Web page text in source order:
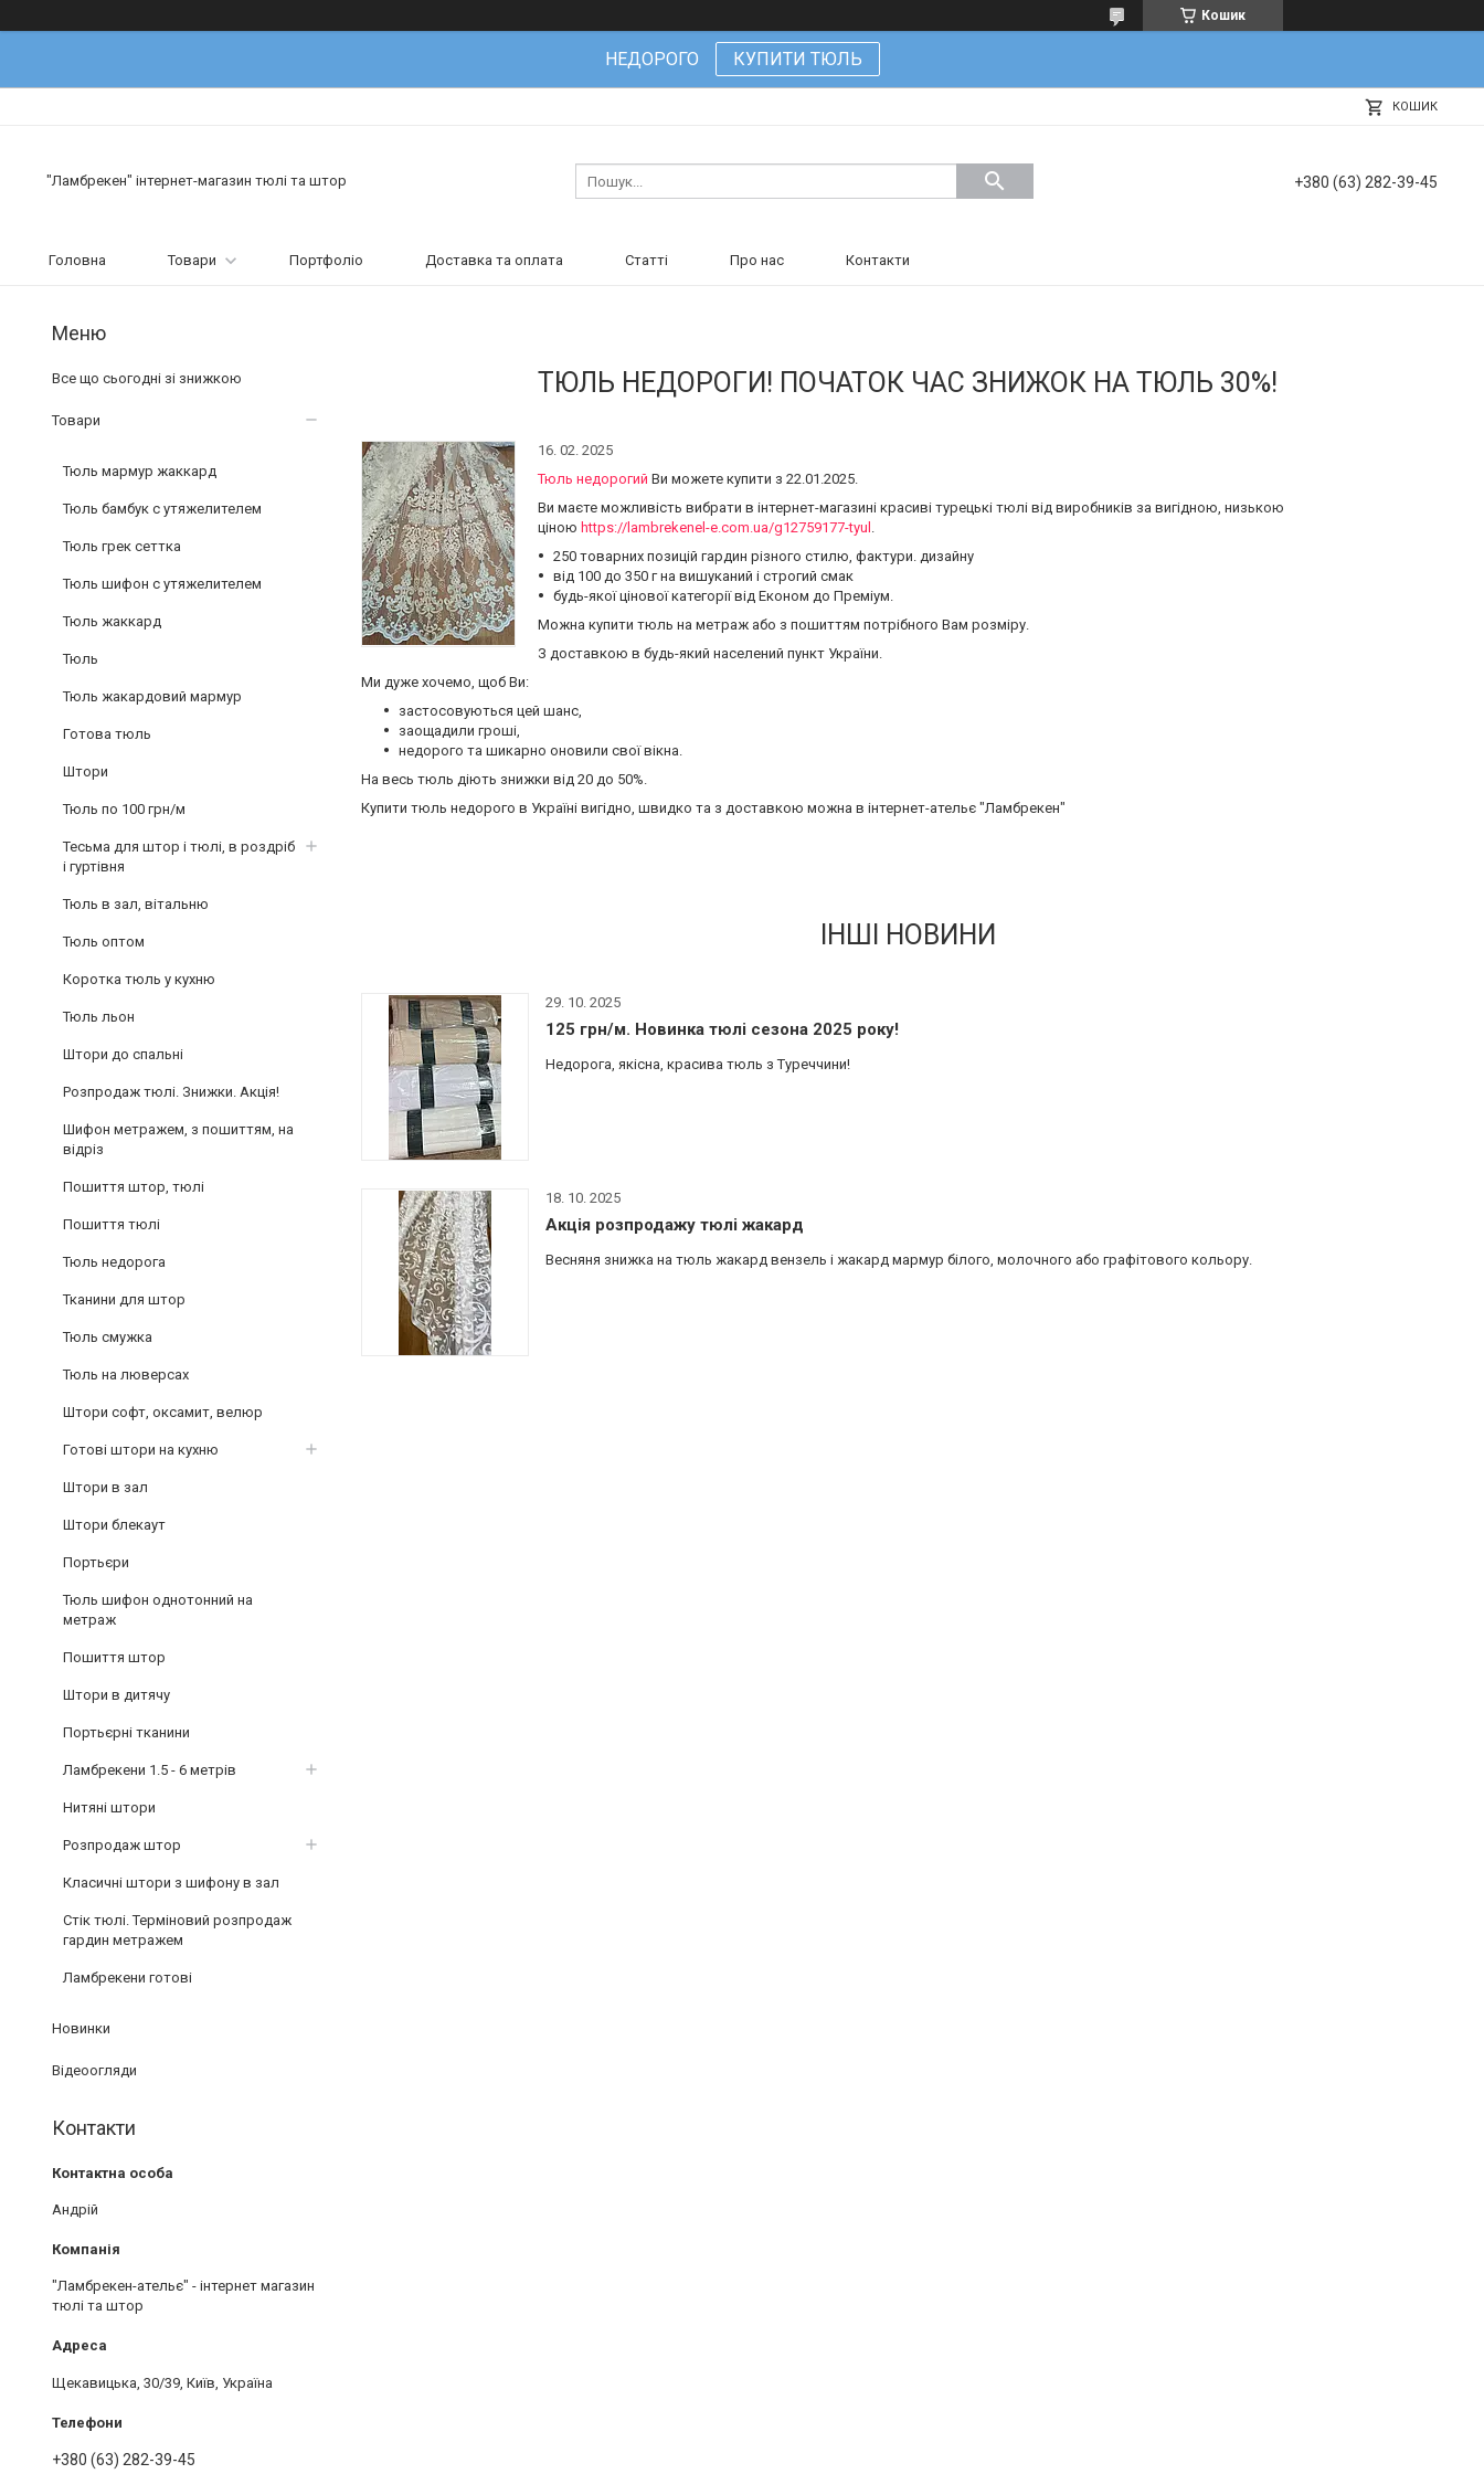
Кошик
НЕДОРОГО КУПИТИ ТЮЛЬ
КОШИК
"Ламбрекен" інтернет-магазин тюлі та штор +380 (63) 282-39-45
Головна Товари Портфоліо Доставка та оплата Статті Про нас Контакти
ТЮЛЬ НЕДОРОГИ! ПОЧАТОК ЧАС ЗНИЖОК НА ТЮЛЬ 30%!
16. 02. 2025
Тюль недорогий Ви можете купити з 22.01.2025.
Ви маєте можливість вибрати в інтернет-магазині красиві турецькі тюлі від виробників за вигідною, низькою
ціною https://lambrekenel-e.com.ua/g12759177-tyul .
250 товарних позицій гардин різного стилю, фактури. дизайну
від 100 до 350 г на вишуканий і строгий смак
будь-якої цінової категорії від Економ до Преміум.
Можна купити тюль на метраж або з пошиттям потрібного Вам розміру.
З доставкою в будь-який населений пункт України.
Ми дуже хочемо, щоб Ви:
застосовуються цей шанс,
заощадили гроші,
недорого та шикарно оновили свої вікна.
На весь тюль діють знижки від 20 до 50%.
Купити тюль недорого в Україні вигідно, швидко та з доставкою можна в інтернет-ательє "Ламбрекен"
ІНШІ НОВИНИ
29. 10. 2025
125 грн/м. Новинка тюлі сезона 2025 року!
Недорога, якісна, красива тюль з Туреччини!
18. 10. 2025
Акція розпродажу тюлі жакард
Весняня знижка на тюль жакард вензель і жакард мармур білого, молочного або графітового кольору.
Все що сьогодні зі знижкою
Товари
Тюль мармур жаккард
Тюль бамбук с утяжелителем
Тюль грек сеттка
Тюль шифон с утяжелителем
Тюль жаккард
Тюль
Тюль жакардовий мармур
Готова тюль
Штори
Тюль по 100 грн/м
Тесьма для штор і тюлі, в роздріб
і гуртівня
Тюль в зал, вітальню
Тюль оптом
Коротка тюль у кухню
Тюль льон
Штори до спальні
Розпродаж тюлі. Знижки. Акція!
Шифон метражем, з пошиттям, на
відріз
Пошиття штор, тюлі
Пошиття тюлі
Тюль недорога
Тканини для штор
Тюль смужка
Тюль на люверсах
Штори софт, оксамит, велюр
Готові штори на кухню
Штори в зал
Штори блекаут
Портьєри
Тюль шифон однотонний на
метраж
Пошиття штор
Штори в дитячу
Портьєрні тканини
Ламбрекени 1.5 - 6 метрів
Нитяні штори
Розпродаж штор
Класичні штори з шифону в зал
Стік тюлі. Терміновий розпродаж
гардин метражем
Ламбрекени готові
Новинки
Відеоогляди
Контакти
Андрій
"Ламбрекен-ательє" - інтернет магазин
тюлі та штор
Щекавицька, 30/39, Київ, Україна
+380 (63) 282-39-45